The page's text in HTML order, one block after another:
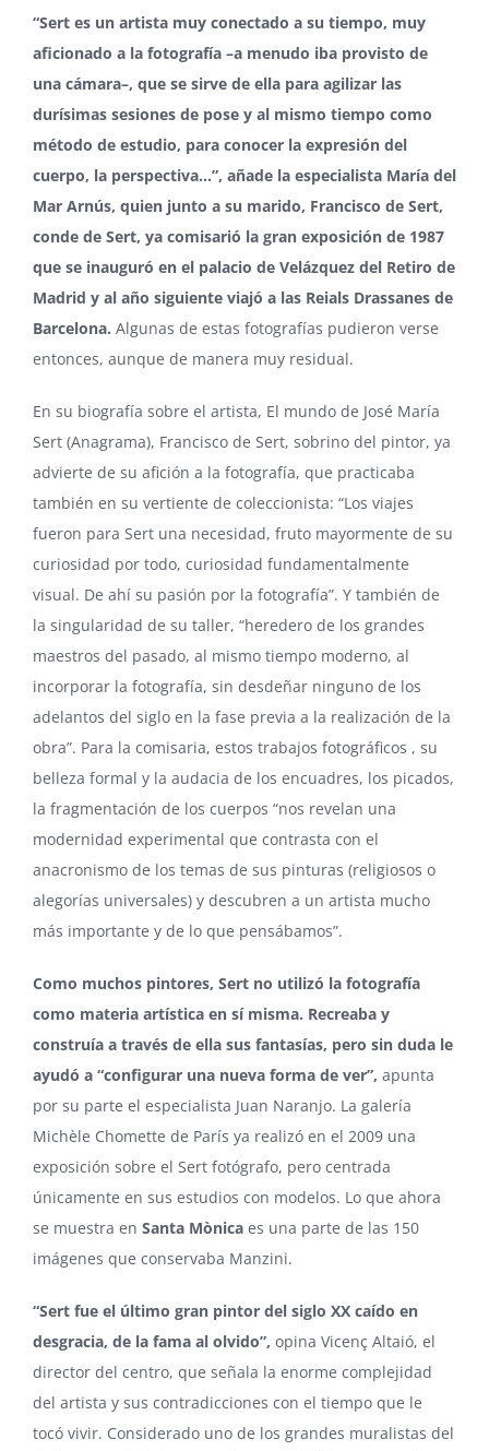
“Sert es un artista muy conectado a su tiempo, muy
aficionado a la fotografía –a menudo iba provisto de
una cámara–, que se sirve de ella para agilizar las
durísimas sesiones de pose y al mismo tiempo como
método de estudio, para conocer la expresión del
cuerpo, la perspectiva…”, añade la especialista María del
Mar Arnús, quien junto a su marido, Francisco de Sert,
conde de Sert, ya comisarió la gran exposición de 1987
que se inauguró en el palacio de Velázquez del Retiro de
Madrid y al año siguiente viajó a las Reials Drassanes de
Barcelona. Algunas de estas fotografías pudieron verse
entonces, aunque de manera muy residual.
En su biografía sobre el artista, El mundo de José María
Sert (Anagrama), Francisco de Sert, sobrino del pintor, ya
advierte de su afición a la fotografía, que practicaba
también en su vertiente de coleccionista: “Los viajes
fueron para Sert una necesidad, fruto mayormente de su
curiosidad por todo, curiosidad fundamentalmente
visual. De ahí su pasión por la fotografía”. Y también de
la singularidad de su taller, “heredero de los grandes
maestros del pasado, al mismo tiempo moderno, al
incorporar la fotografía, sin desdeñar ninguno de los
adelantos del siglo en la fase previa a la realización de la
obra”. Para la comisaria, estos trabajos fotográficos , su
belleza formal y la audacia de los encuadres, los picados,
la fragmentación de los cuerpos “nos revelan una
modernidad experimental que contrasta con el
anacronismo de los temas de sus pinturas (religiosos o
alegorías universales) y descubren a un artista mucho
más importante y de lo que pensábamos”.
Como muchos pintores, Sert no utilizó la fotografía
como materia artística en sí misma. Recreaba y
construía a través de ella sus fantasías, pero sin duda le
ayudó a “configurar una nueva forma de ver”, apunta
por su parte el especialista Juan Naranjo. La galería
Michèle Chomette de París ya realizó en el 2009 una
exposición sobre el Sert fotógrafo, pero centrada
únicamente en sus estudios con modelos. Lo que ahora
se muestra en Santa Mònica es una parte de las 150
imágenes que conservaba Manzini.
“Sert fue el último gran pintor del siglo XX caído en
desgracia, de la fama al olvido”, opina Vicenç Altaió, el
director del centro, que señala la enorme complejidad
del artista y sus contradicciones con el tiempo que le
tocó vivir. Considerado uno de los grandes muralistas del